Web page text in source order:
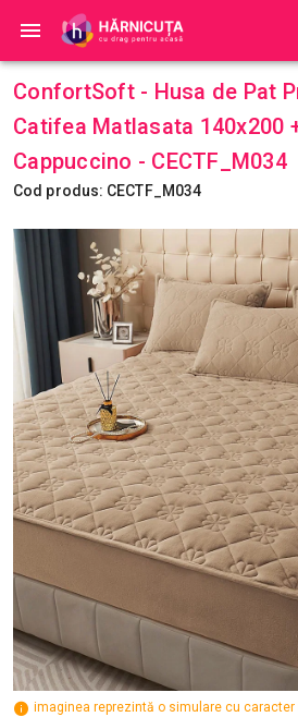
ConfortSoft - Husa de Pat
Catifea Matlasata 140x200
Cappuccino - CECTF_M034
Cod produs: CECTF_M034
imaginea reprezintă o simulare cu caracter